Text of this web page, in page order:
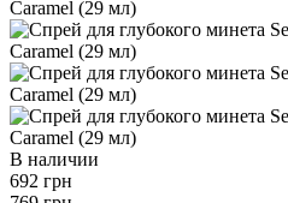
В наличии
692 грн